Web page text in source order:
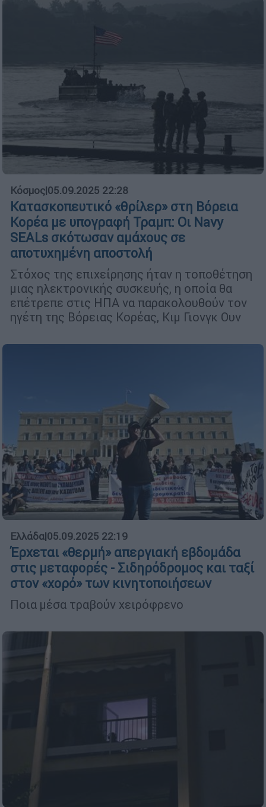
Κόσμος|05.09.2025 22:28
Κατασκοπευτικό «θρίλερ» στη Βόρεια
Κορέα με υπογραφή Τραμπ: Οι Navy
SEALs σκότωσαν αμάχους σε
αποτυχημένη αποστολή
Στόχος της επιχείρησης ήταν η τοποθέτηση
μιας ηλεκτρονικής συσκευής, η οποία θα
επέτρεπε στις ΗΠΑ να παρακολουθούν τον
ηγέτη της Βόρειας Κορέας, Κιμ Γιονγκ Ουν
Ελλάδα|05.09.2025 22:19
Έρχεται «θερμή» απεργιακή εβδομάδα
στις μεταφορές - Σιδηρόδρομος και ταξί
στον «χορό» των κινητοποιήσεων
Ποια μέσα τραβούν χειρόφρενο